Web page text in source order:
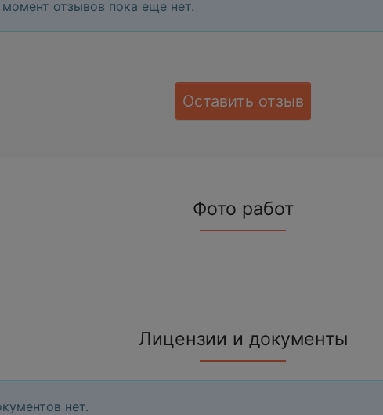
отзывов пока еще нет.
Оставить отзыв
Фото работ
Лицензии и документы
нет.